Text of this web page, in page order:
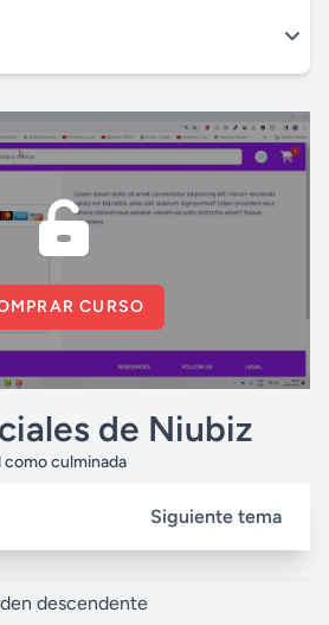
CURSO
de Niubiz
como culminada
Siguiente tema
descendente